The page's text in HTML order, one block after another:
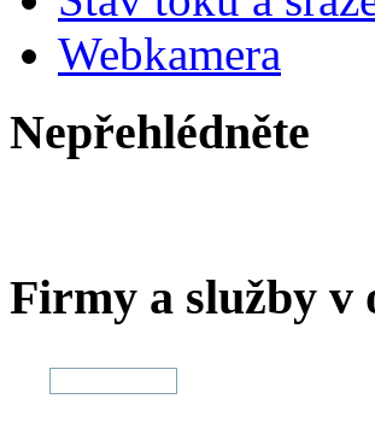
Webkamera
Nepřehlédněte
Firmy a služby v